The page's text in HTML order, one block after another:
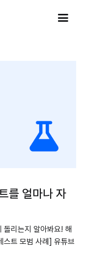
를 얼마나 자
리는지 알아봐요! 해
스트 모범 사례] 유튜브